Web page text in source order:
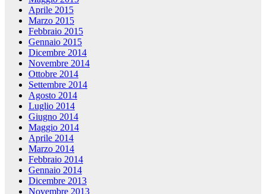
Aprile 2015
Marzo 2015
Febbraio 2015
Gennaio 2015
Dicembre 2014
Novembre 2014
Ottobre 2014
Settembre 2014
Agosto 2014
Luglio 2014
Giugno 2014
Maggio 2014
Aprile 2014
Marzo 2014
Febbraio 2014
Gennaio 2014
Dicembre 2013
Novembre 2013